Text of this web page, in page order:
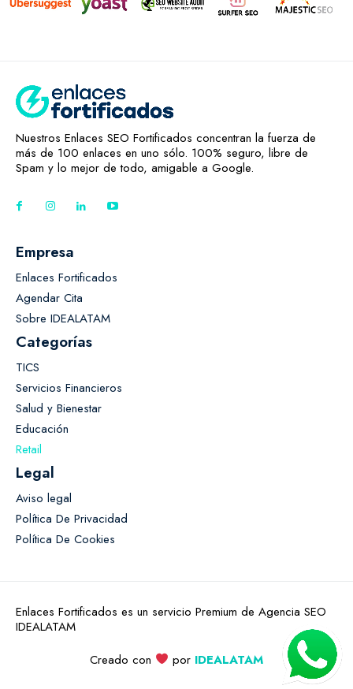
Nuestros Enlaces SEO Fortificados concentran la fuerza de
más de 100 enlaces en uno sólo. 100% seguro, libre de
Spam y lo mejor de todo, amigable a Google.
Empresa
Enlaces Fortificados
Agendar Cita
Sobre IDEALATAM
Categorías
TICS
Servicios Financieros
Salud y Bienestar
Educación
Retail
Legal
Aviso legal
Política De Privacidad
Política De Cookies
Enlaces Fortificados es un servicio Premium de Agencia SEO
IDEALATAM
Creado con
por IDEALATAM